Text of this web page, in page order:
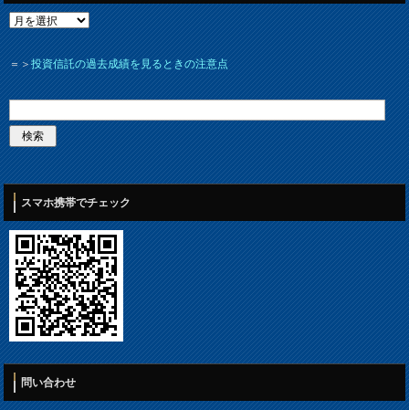
＝＞投資信託の過去成績を見るときの注意点
スマホ携帯でチェック
問い合わせ